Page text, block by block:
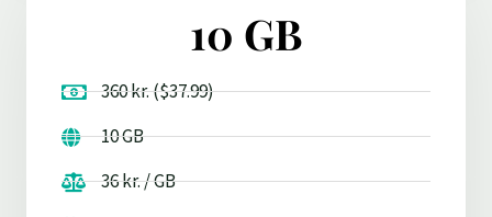
10 GB
360 kr. ($37.99)
10 GB
36 kr. / GB